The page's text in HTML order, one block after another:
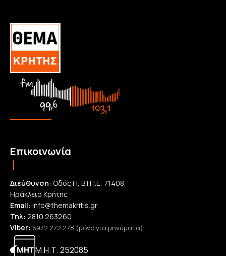
Επικοινωνία
Διεύθυνση: Οδός Η, Β.Ι.Π.Ε, 71408,
Ηράκλειο Κρήτης
Email: info@themakritis.gr
Τηλ: 2810 263260
Viber: 6972 272 278 (μόνο για μηνύματα)
Μ.Η.Τ. 252085